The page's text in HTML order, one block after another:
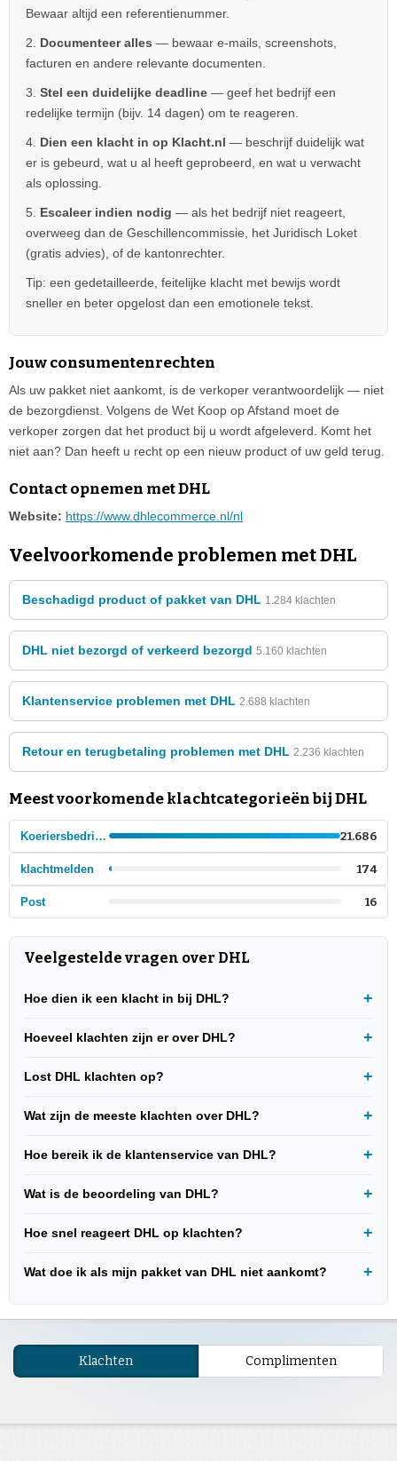
Bewaar altijd een referentienummer.
2. Documenteer alles — bewaar e-mails, screenshots,
facturen en andere relevante documenten.
3. Stel een duidelijke deadline — geef het bedrijf een
redelijke termijn (bijv. 14 dagen) om te reageren.
4. Dien een klacht in op Klacht.nl — beschrijf duidelijk wat
er is gebeurd, wat u al heeft geprobeerd, en wat u verwacht
als oplossing.
5. Escaleer indien nodig — als het bedrijf niet reageert,
overweeg dan de Geschillencommissie, het Juridisch Loket
(gratis advies), of de kantonrechter.
Tip: een gedetailleerde, feitelijke klacht met bewijs wordt
sneller en beter opgelost dan een emotionele tekst.
Jouw consumentenrechten
Als uw pakket niet aankomt, is de verkoper verantwoordelijk — niet
de bezorgdienst. Volgens de Wet Koop op Afstand moet de
verkoper zorgen dat het product bij u wordt afgeleverd. Komt het
niet aan? Dan heeft u recht op een nieuw product of uw geld terug.
Contact opnemen met DHL
Website: https://www.dhlecommerce.nl/nl
Veelvoorkomende problemen met DHL
Beschadigd product of pakket van DHL 1.284 klachten
DHL niet bezorgd of verkeerd bezorgd 5.160 klachten
Klantenservice problemen met DHL 2.688 klachten
Retour en terugbetaling problemen met DHL 2.236 klachten
Meest voorkomende klachtcategorieën bij DHL
Koeriersbedrijven en post 21.686
klachtmelden 174
Post 16
Veelgestelde vragen over DHL
Hoe dien ik een klacht in bij DHL?
Hoeveel klachten zijn er over DHL?
Lost DHL klachten op?
Wat zijn de meeste klachten over DHL?
Hoe bereik ik de klantenservice van DHL?
Wat is de beoordeling van DHL?
Hoe snel reageert DHL op klachten?
Wat doe ik als mijn pakket van DHL niet aankomt?
Klachten Complimenten